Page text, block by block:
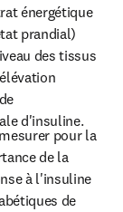
énergétique
prandial)
des tissus
d'insuline.
pour la
de la
à l'insuline
de